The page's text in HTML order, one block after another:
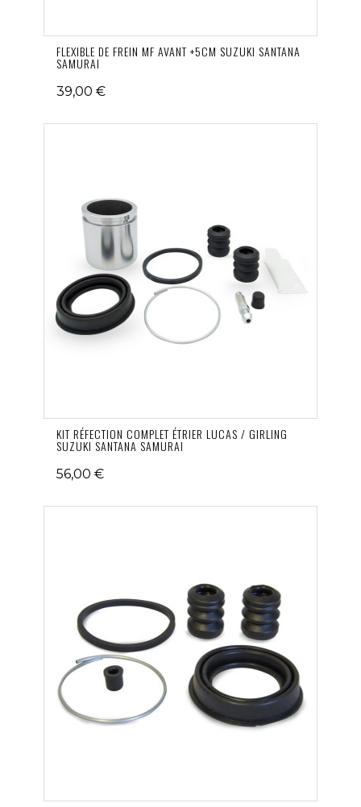
FLEXIBLE DE FREIN MF AVANT +5CM SUZUKI SANTANA
SAMURAI
39,00 €
KIT RÉFECTION COMPLET ÉTRIER LUCAS / GIRLING
SUZUKI SANTANA SAMURAI
56,00 €